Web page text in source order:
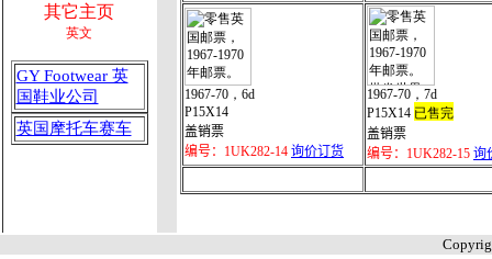
其它主页
英文
GY Footwear 英
国鞋业公司
英国摩托车赛车
1967-70，6d
P15X14
盖销票
编号：1UK282-14 询价订货
1967-70，7d
P15X14 已售完
盖销票
编号：1UK282-15 询